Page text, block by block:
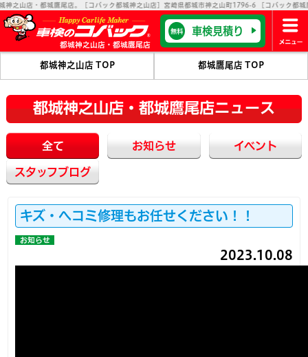
店・都城鷹尾店。［コバック都城神之山店］宮崎県都城市神之山町1796-6 ［コバック都城鷹
都城神之山店・都城鷹尾店
無料 車検見積り
都城神之山店 TOP 都城鷹尾店 TOP
都城神之山店・都城鷹尾店ニュース
全て お知らせ イベント
スタッフブログ
キズ・ヘコミ修理もお任せください！！
お知らせ
2023.10.08